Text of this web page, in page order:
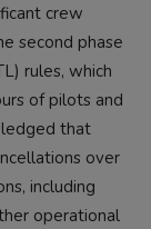
crew
second phase
rules, which
of pilots and
that
over
including
operational